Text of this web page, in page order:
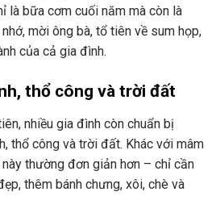
là bữa cơm cuối năm mà còn là
mời ông bà, tổ tiên về sum họp,
của cả gia đình.
thổ công và trời đất
nhiều gia đình còn chuẩn bị
thổ công và trời đất. Khác với mâm
thường đơn giản hơn – chỉ cần
thêm bánh chưng, xôi, chè và